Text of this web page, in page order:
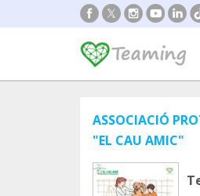
ASSOCIACIÓ
"EL CAU AMIC"